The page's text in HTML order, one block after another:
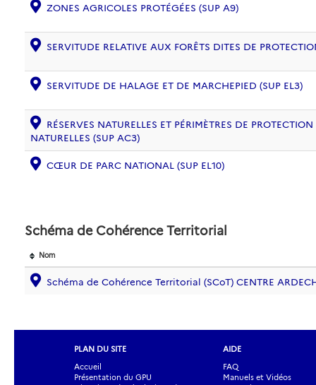
ZONES AGRICOLES PROTÉGÉES (SUP A9)
SERVITUDE RELATIVE AUX FORÊTS DITES DE
SERVITUDE DE HALAGE ET DE MARCHEPIED (SUP EL3)
RÉSERVES NATURELLES ET PÉRIMÈTRES DE
NATURELLES (SUP AC3)
CŒUR DE PARC NATIONAL (SUP EL10)
Schéma de Cohérence Territorial
Nom
Schéma de Cohérence Territorial (SCoT) CENTRE
PLAN DU SITE
Accueil
Présentation du GPU
AIDE
FAQ
Manuels et Vidéos